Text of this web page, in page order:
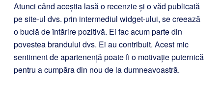
Atunci când aceștia lasă o recenzie și o văd publicată
pe site-ul dvs. prin intermediul widget-ului, se creează
o buclă de întărire pozitivă. Ei fac acum parte din
povestea brandului dvs. Ei au contribuit. Acest mic
sentiment de apartenență poate fi o motivație puternică
pentru a cumpăra din nou de la dumneavoastră.